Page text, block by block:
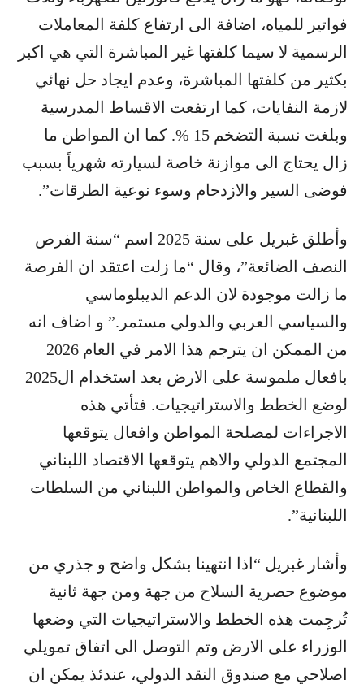
فواتير للمياه، اضافة الى ارتفاع كلفة المعاملات
الرسمية لا سيما كلفتها غير المباشرة التي هي اكبر
بكثير من كلفتها المباشرة، وعدم ايجاد حل نهائي
لازمة النفايات، كما ارتفعت الاقساط المدرسية
وبلغت نسبة التضخم 15 %. كما ان المواطن ما
زال يحتاج الى موازنة خاصة لسيارته شهرياً بسبب
فوضى السير والازدحام وسوء نوعية الطرقات”.
وأطلق غبريل على سنة 2025 اسم “سنة الفرص
النصف الضائعة”، وقال “ما زلت اعتقد ان الفرصة
ما زالت موجودة لان الدعم الديبلوماسي
والسياسي العربي والدولي مستمر.” و اضاف انه
من الممكن ان يترجم هذا الامر في العام 2026
بافعال ملموسة على الارض بعد استخدام ال2025
لوضع الخطط والاستراتيجيات. فتأتي هذه
الاجراءات لمصلحة المواطن وافعال يتوقعها
المجتمع الدولي والاهم يتوقعها الاقتصاد اللبناني
والقطاع الخاص والمواطن اللبناني من السلطات
اللبنانية”.
وأشار غبريل “اذا انتهينا بشكل واضح و جذري من
موضوع حصرية السلاح من جهة ومن جهة ثانية
تُرجِمت هذه الخطط والاستراتيجيات التي وضعها
الوزراء على الارض وتم التوصل الى اتفاق تمويلي
اصلاحي مع صندوق النقد الدولي، عندئذ يمكن ان